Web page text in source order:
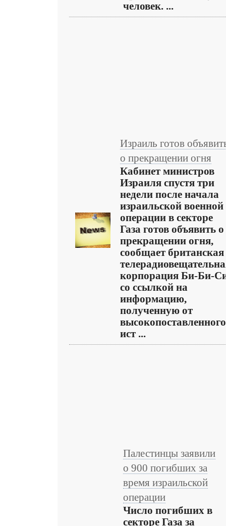
человек. ...
Израиль готов
о прекращении огня
Кабинет министров
Израиля спустя три
недели после начала
израильской военной
операции в секторе
Газа готов объявить о
прекращении огня,
сообщает британская
корпорация Би-Би-
со ссылкой на
информацию,
полученную от
высокопоставленного
ист ...
Палестинцы заявили
о 900 погибших за
время израильской
операции
Число погибших в
секторе Газа за